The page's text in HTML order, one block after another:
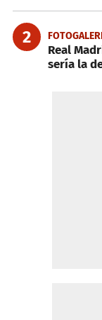
2
Real
sería la